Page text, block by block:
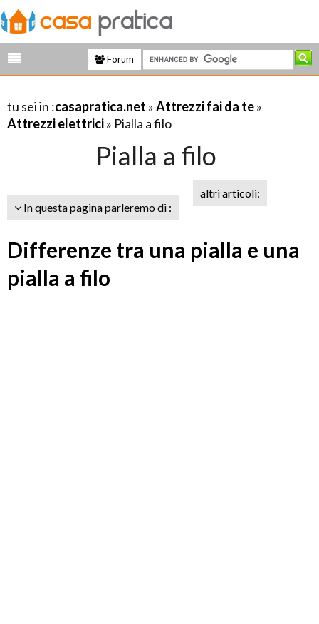
Forum
tu sei in :casapratica.net »Attrezzi fai da te»
Attrezzi elettrici» Pialla a filo
Pialla a filo
In questa pagina parleremo di :
altri articoli:
Differenze tra una pialla e una
pialla a filo